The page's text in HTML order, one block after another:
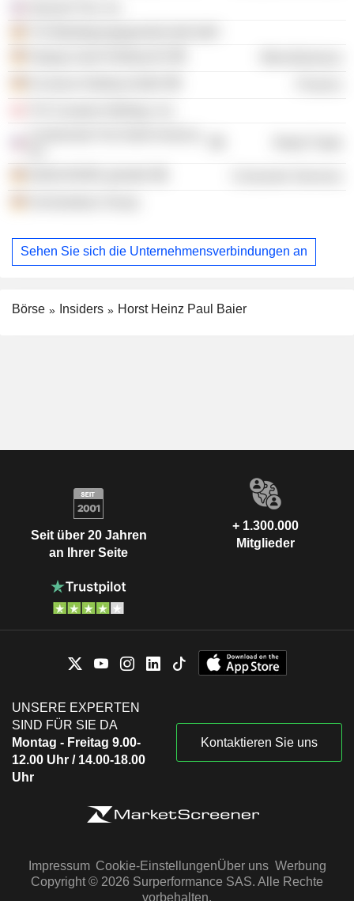
Sehen Sie sich die Unternehmensverbindungen an
Börse Insiders Horst Heinz Paul Baier
Seit über 20 Jahren
an Ihrer Seite
+ 1.300.000
Mitglieder
UNSERE EXPERTEN
SIND FÜR SIE DA
Montag - Freitag 9.00-
12.00 Uhr / 14.00-18.00
Uhr
Kontaktieren Sie uns
Impressum Cookie-EinstellungenÜber uns Werbung
Copyright © 2026 Surperformance SAS. Alle Rechte
vorbehalten.